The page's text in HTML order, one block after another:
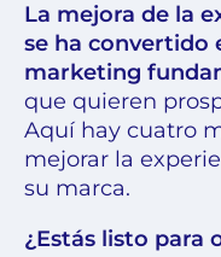
La mejora de la
se ha convertido
marketing
que quieren
Aquí hay cuatro
mejorar la
su marca.
¿Estás listo para